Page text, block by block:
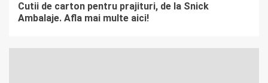
Cutii de carton pentru prajituri, de la Snick
Ambalaje. Afla mai multe aici!